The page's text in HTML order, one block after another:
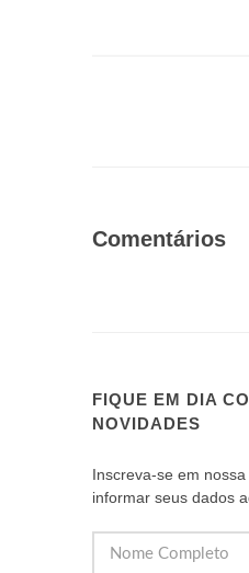
Comentários
FIQUE EM DIA
NOVIDADES
Inscreva-se em
informar seus dados